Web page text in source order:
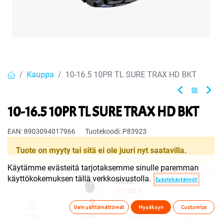
Hinta:
277,00 €
0
Toivelista Tuoteryhmä(t)
Kauppa 10-16.5 10PR TL SURE TRAX HD BKT
10-16.5 10PR TL SURE TRAX HD BKT
EAN:8903094017966 Tuotekoodi: P83923
Tuote on myyty tai sitä ei ole juuri nyt saatavilla.
Käytämme evästeitä tarjotaksemme sinulle paremman
käyttökokemuksen tällä verkkosivustolla.
Evästekäytännöt
Vain välttämättömät Hyväksyn Customize